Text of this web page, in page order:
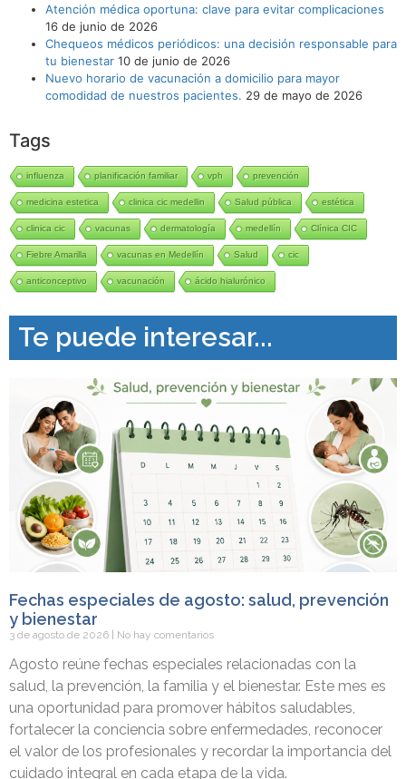
Atención médica oportuna: clave para evitar complicaciones
16 de junio de 2026
Chequeos médicos periódicos: una decisión responsable para
tu bienestar 10 de junio de 2026
Nuevo horario de vacunación a domicilio para mayor
comodidad de nuestros pacientes. 29 de mayo de 2026
Tags
influenza planificación familiar vph prevención
medicina estetica clinica cic medellin Salud pública estética
clinica cic vacunas dermatología medellín Clínica CIC
Fiebre Amarilla vacunas en Medellín Salud cic
anticonceptivo vacunación ácido hialurónico
Te puede interesar...
Fechas especiales de agosto: salud, prevención
y bienestar
3 de agosto de 2026 No hay comentarios
Agosto reúne fechas especiales relacionadas con la
salud, la prevención, la familia y el bienestar. Este mes es
una oportunidad para promover hábitos saludables,
fortalecer la conciencia sobre enfermedades, reconocer
el valor de los profesionales y recordar la importancia del
cuidado integral en cada etapa de la vida.